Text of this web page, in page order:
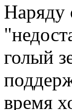
Наряду
голый
время